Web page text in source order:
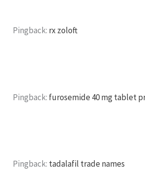
Pingback: rx zoloft
Pingback: furosemide 40 mg tablet
Pingback: tadalafil trade names